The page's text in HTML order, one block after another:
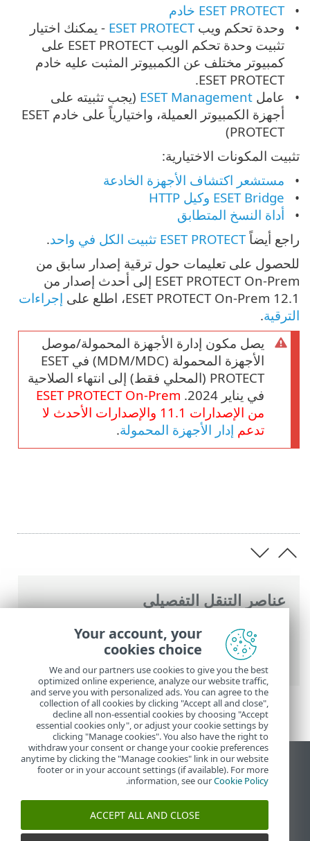
عناصر التنقل التفصيلي
تعليمات ESET عبر الإنترنت >
ESET PROTECT
On-Prem
> تثبيت> تثبيت الكل في واحد في
Windows
ESET PROTECT خادم
وحدة تحكم ويبESET PROTECT
- يمكنك اختيار
تثبيت وحدة تحكم الويب ESET PROTECT على
كمبيوتر مختلف عن الكمبيوتر المثبت عليه خادم
ESET PROTECT.
عامل ‎ESET Management (يجب تثبيته على
أجهزة الكمبيوتر العميلة، واختيارياً على خادم ESET
PROTECT)
تثبيت المكونات الاختيارية:
مستشعر اكتشاف الأجهزة الخادعة
ESET Bridge وكيل HTTP
أداة النسخ المتطابق
راجع أيضاًESET PROTECT تثبيت الكل في واحد
.
للحصول على تعليمات حول ترقية إصدار سابق من
ESET PROTECT On-Prem إلى أحدث إصدار من
ESET PROTECT On-Prem 12.1، اطلع على
إجراءات
الترقية.
يصل مكون إدارة الأجهزة المحمولة/موصل
الأجهزة المحمولة (MDM/MDC) في ESET
PROTECT (المحلي فقط) إلى انتهاء الصلاحية
في يناير 2024.
ESET PROTECT On-Prem
من الإصدارات 11.1 والإصدارات الأحدث لا
تدعم إدار الأجهزة المحمولة.
عرض موقع سطح المكتب
End of Life
قاعدة معارف ESET
Your account, your
cookies choice
We and our partners use cookies to give you the best
optimized online experience, analyze our website traffic,
and serve you with personalized ads. You can agree to the
collection of all cookies by clicking "Accept all and close",
decline all non-essential cookies by choosing "Accept
essential cookies only", or adjust your cookie settings by
clicking "Manage cookies". You also have the right to
withdraw your consent or change your cookie preferences
anytime by clicking the "Manage cookies" link in our website
footer or in your account settings (if available). For more
information, see ourCookie Policy
.
ACCEPT ALL AND CLOSE